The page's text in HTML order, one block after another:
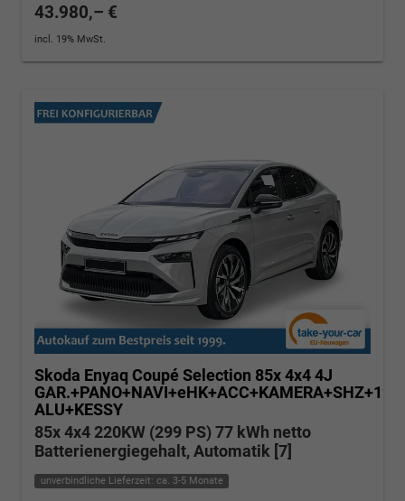
43.980,– €
incl. 19% MwSt.
Skoda Enyaq CoupéSelection 85x 4x4 4J
GAR.+PANO+NAVI+eHK+ACC+KAMERA+SHZ+19"
ALU+KESSY
85x 4x4 220KW (299 PS) 77 kWh netto
Batterienergiegehalt, Automatik [7]
unverbindliche Lieferzeit: ca. 3-5 Monate